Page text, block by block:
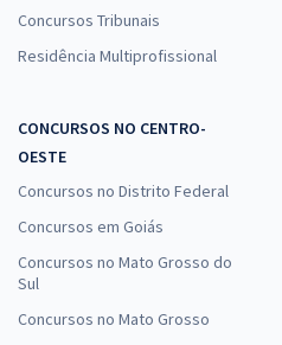
Concursos Tribunais
Residência Multiprofissional
CONCURSOS NO CENTRO-
OESTE
Concursos no Distrito Federal
Concursos em Goiás
Concursos no Mato Grosso do
Sul
Concursos no Mato Grosso